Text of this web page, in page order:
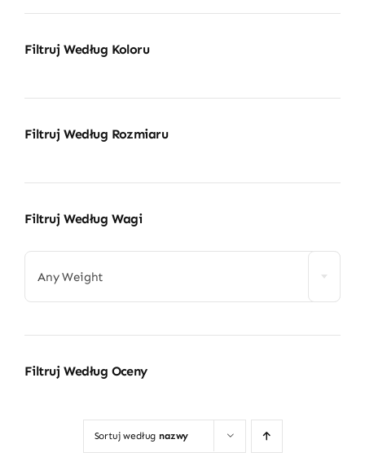
Filtruj Według Koloru
Filtruj Według Rozmiaru
Filtruj Według Wagi
Any Weight
Filtruj Według Oceny
Sortuj według nazwy